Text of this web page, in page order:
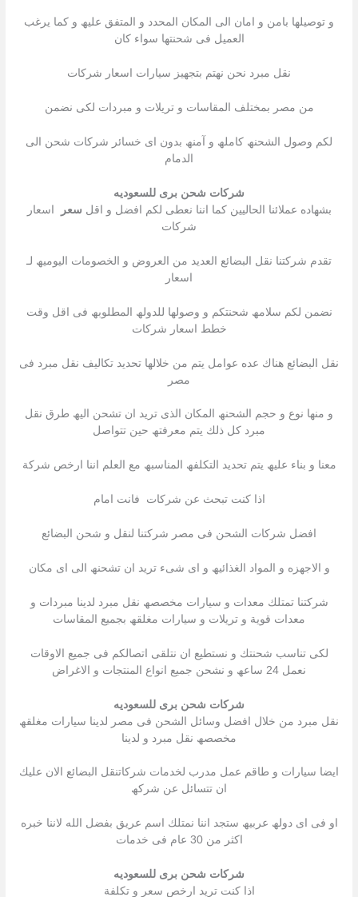
و توصیلھا بامن و امان الى المكان المحدد و المتفق علیھ و كما یرغب
العمیل فى شحنتھا سواء كان
نقل مبرد نحن نھتم بتجھیز سیارات اسعار شركات
من مصر بمختلف المقاسات و تریلات و مبردات لكى نضمن
لكم وصول الشحنھ كاملھ و آمنھ بدون اى خسائر شركات شحن الى
الدمام
شركات شحن برى للسعوديه
بشھاده عملائنا الحالیین كما اننا نعطى لكم افضل و اقل سعر
اسعار
شركات
تقدم شركتنا نقل البضائع العدید من العروض و الخصومات الیومیھ لـ
اسعار
نضمن لكم سلامھ شحنتكم و وصولھا للدولھ المطلوبھ فى اقل وقت
خطط اسعار شركات
نقل البضائع ھناك عده عوامل یتم من خلالھا تحدید تكالیف نقل مبرد فى
مصر
و منھا نوع و حجم الشحنھ المكان الذى ترید ان تشحن الیھ طرق نقل
مبرد كل ذلك یتم معرفتھ حین تتواصل
معنا و بناء علیھ یتم تحدید التكلفھ المناسبھ مع العلم اننا ارخص شركة
اذا كنت تبحث عن شركات فانت امام
افضل شركات الشحن فى مصر شركتنا لنقل و شحن البضائع
و الاجھزه و المواد الغذائیھ و اى شىء ترید ان تشحنھ الى اى مكان
شركتنا تمتلك معدات و سیارات مخصصھ نقل مبرد لدینا مبردات و
معدات قویة و تریلات و سیارات مغلقھ بجمیع المقاسات
لكى تناسب شحنتك و نستطیع ان نتلقى اتصالكم فى جمیع الاوقات
نعمل 24 ساعھ و نشحن جمیع انواع المنتجات و الاغراض
شركات شحن برى للسعوديه
نقل مبرد من خلال افضل وسائل الشحن فى مصر لدینا سیارات مغلقھ
مخصصھ نقل مبرد و لدینا
ایضا سیارات و طاقم عمل مدرب لخدمات شركاتنقل البضائع الان علیك
ان تتسائل عن شركھ
او فى اى دولھ عربیھ ستجد اننا نمتلك اسم عریق بفضل الله لاننا خبره
اكثر من 30 عام فى خدمات
شركات شحن برى للسعوديه
اذا كنت ترید ارخص سعر و تكلفة